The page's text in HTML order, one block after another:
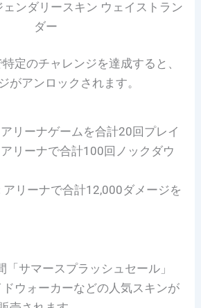
ンダリースキン ウェイストラン
ダー
定のチャレンジを達成すると、
がアンロックされます。
リーナゲームを合計20回プレイ
リーナで合計100回ノックダウ
リーナで合計12,000ダメージを
サマースプラッシュセール」
ウォーカーなどの人気スキンが